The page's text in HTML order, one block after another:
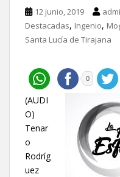
12 junio, 2019
Destacadas, Ingenio,
Santa Lucía de Tirajana
0
(AUDI
O)
Tenar
o
Rodríg
uez